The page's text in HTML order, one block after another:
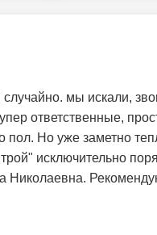
мы искали,
ответственные,
пол. Но уже заметно
исключительно
Николаевна.